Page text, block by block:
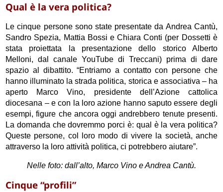
Qual è la vera politica?
Le cinque persone sono state presentate da Andrea Cantù,
Sandro Spezia, Mattia Bossi e Chiara Conti (per Dossetti è
stata proiettata la presentazione dello storico Alberto
Melloni, dal canale YouTube di Treccani) prima di dare
spazio al dibattito. “Entriamo a contatto con persone che
hanno illuminato la strada politica, storica e associativa – ha
aperto Marco Vino, presidente dell’Azione cattolica
diocesana – e con la loro azione hanno saputo essere degli
esempi, figure che ancora oggi andrebbero tenute presenti.
La domanda che dovremmo porci è: qual è la vera politica?
Queste persone, col loro modo di vivere la società, anche
attraverso la loro attività politica, ci potrebbero aiutare”.
Nelle foto: dall’alto, Marco Vino e Andrea Cantù.
Cinque “profili”